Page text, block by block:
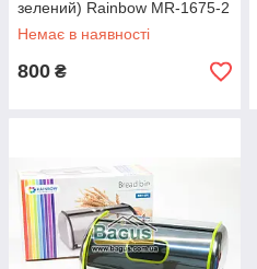
зелений) Rainbow MR-1675-2
Немає в наявності
800 ₴